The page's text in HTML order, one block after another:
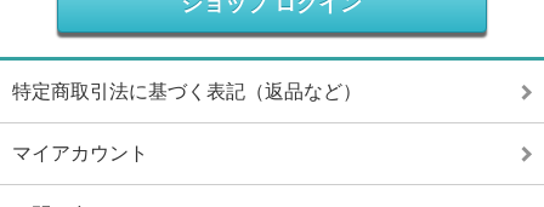
特定商取引法に基づく表記（返品など）
マイアカウント